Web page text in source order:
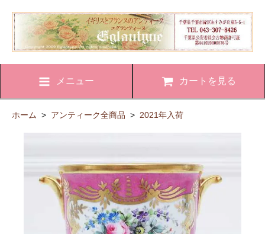
メニュー カートを見る
ホーム > アンティーク全商品 > 2021年入荷